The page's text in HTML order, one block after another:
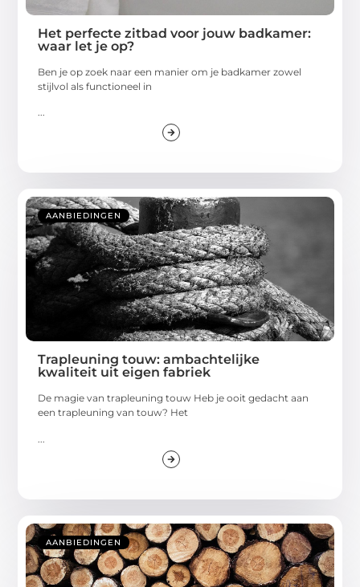
Het perfecte zitbad voor jouw badkamer:
waar let je op?
Ben je op zoek naar een manier om je badkamer zowel
stijlvol als functioneel in
...
AANBIEDINGEN
Trapleuning touw: ambachtelijke
kwaliteit uit eigen fabriek
De magie van trapleuning touw Heb je ooit gedacht aan
een trapleuning van touw? Het
AANBIEDINGEN